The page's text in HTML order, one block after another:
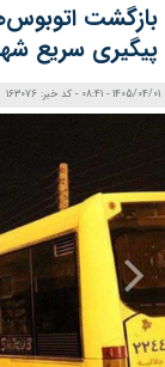
بازگشت
پیگیری سریع
1405/04/01 - 08:41 - کد خبر: 163076